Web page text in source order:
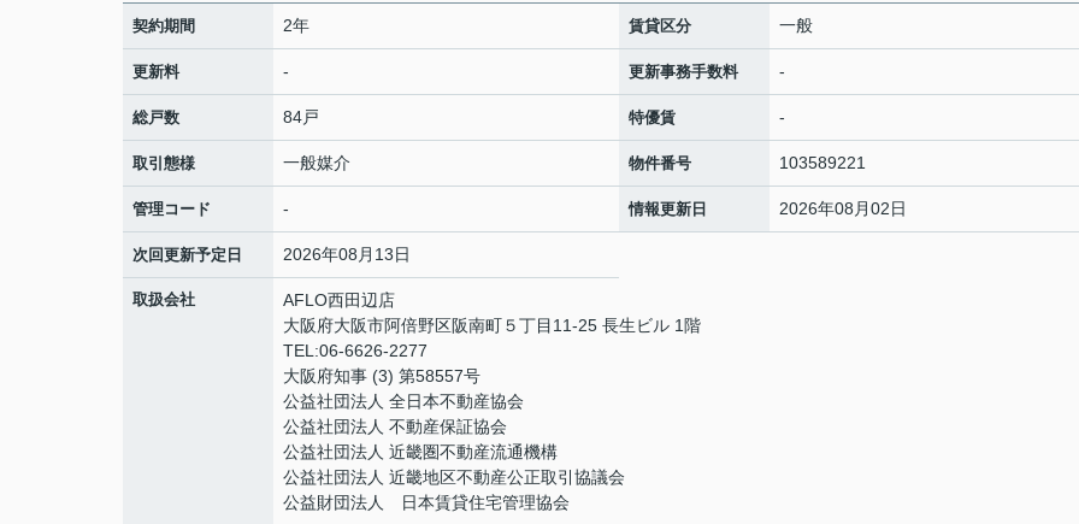
契約期間 2年 賃貸区分 一般
更新料 - 更新事務手数料 -
総戸数 84戸 特優賃 -
取引態様 一般媒介 物件番号 103589221
管理コード - 情報更新日 2026年08月02日
次回更新予定日 2026年08月13日
取扱会社
AFLO西田辺店
大阪府大阪市阿倍野区阪南町５丁目11-25 長生ビル 1階
TEL:06-6626-2277
大阪府知事 (3) 第58557号
公益社団法人 全日本不動産協会
公益社団法人 不動産保証協会
公益社団法人 近畿圏不動産流通機構
公益社団法人 近畿地区不動産公正取引協議会
公益財団法人 日本賃貸住宅管理協会